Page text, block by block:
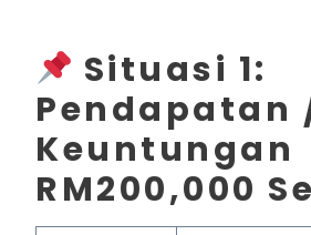
Situasi 1:
Pendapatan
Keuntungan
RM200,000